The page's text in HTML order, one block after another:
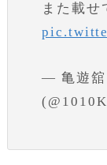
また載せ
— 亀遊舘